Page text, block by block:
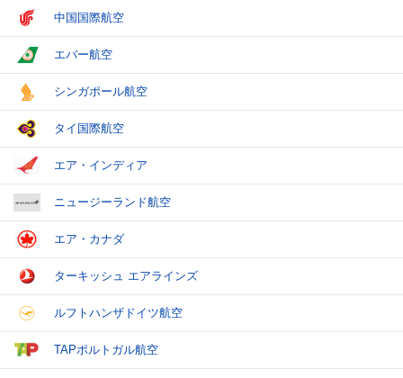
中国国際航空
エバー航空
シンガポール航空
タイ国際航空
エア・インディア
ニュージーランド航空
エア・カナダ
ターキッシュ エアラインズ
ルフトハンザドイツ航空
TAPポルトガル航空